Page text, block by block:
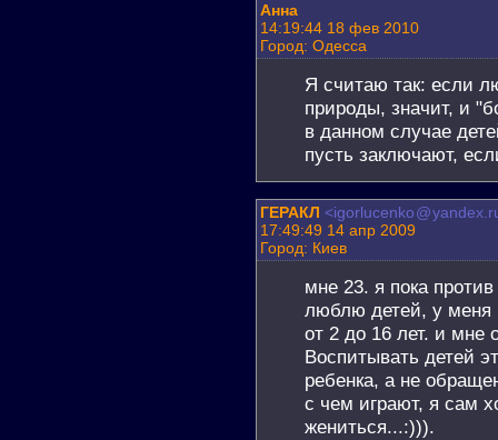
Анна
14:19:44 18 фев 2010
Город: Одесса
Я считаю так: если
природы, значит, и
в данном случае
пусть заключают,
ГЕРАКЛ <igorlucenko@
17:49:49 14 апр 2009
Город: Киев
мне 23. я пока
люблю детей, у меня
от 2 до 16 лет. и мне
Воспитывать детей
ребенка, а не
с чем играют, я сам
жениться...:))).